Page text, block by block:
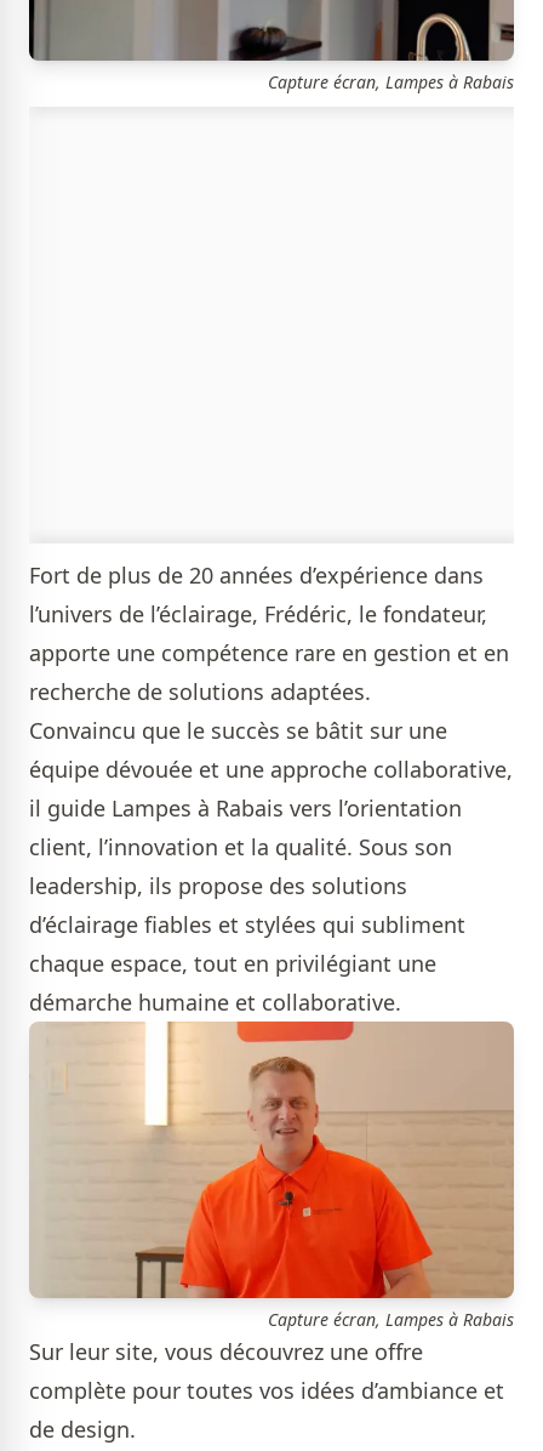
Capture écran, Lampes à Rabais
Fort de plus de 20 années d’expérience dans
l’univers de l’éclairage, Frédéric, le fondateur,
apporte une compétence rare en gestion et en
recherche de solutions adaptées.
Convaincu que le succès se bâtit sur une
équipe dévouée et une approche collaborative,
il guide Lampes à Rabais vers l’orientation
client, l’innovation et la qualité. Sous son
leadership, ils propose des solutions
d’éclairage fiables et stylées qui subliment
chaque espace, tout en privilégiant une
démarche humaine et collaborative.
Capture écran, Lampes à Rabais
Sur leur site, vous découvrez une offre
complète pour toutes vos idées d’ambiance et
de design.